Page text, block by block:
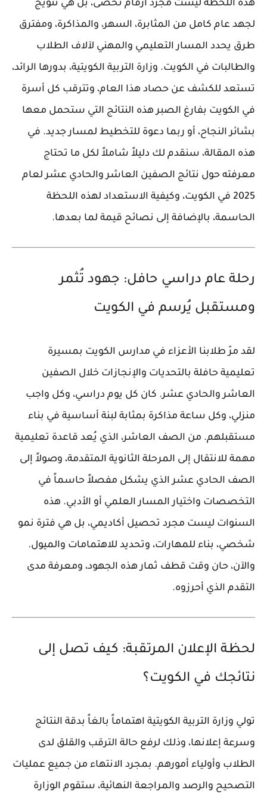
هذه اللحظة ليست مجرد أرقام تُحصى، بل هي تتويج
لجهد عام كامل من المثابرة، السهر، والمذاكرة، ومفترق
طرق يحدد المسار التعليمي والمهني لآلاف الطلاب
والطالبات في الكويت. وزارة التربية الكويتية، بدورها الرائد،
تستعد للكشف عن حصاد هذا العام، وتترقب كل أسرة
في الكويت بفارغ الصبر هذه النتائج التي ستحمل معها
بشائر النجاح، أو ربما دعوة للتخطيط لمسار جديد. في
هذه المقالة، سنقدم لك دليلاً شاملاً لكل ما تحتاج
معرفته حول نتائج الصفين العاشر والحادي عشر لعام
2025 في
الكويت، وكيفية الاستعداد لهذه اللحظة
الحاسمة، بالإضافة إلى نصائح قيمة لما بعدها.
رحلة عام دراسي حافل: جهود تُثمر
ومستقبل يُرسم في الكويت
لقد مرّ طلابنا الأعزاء في مدارس الكويت بمسيرة
تعليمية حافلة بالتحديات والإنجازات خلال الصفين
العاشر والحادي عشر. كان كل يوم دراسي، وكل واجب
منزلي، وكل ساعة مذاكرة بمثابة لبنة أساسية في بناء
مستقبلهم. من الصف العاشر، الذي يُعد قاعدة تعليمية
مهمة للانتقال إلى المرحلة الثانوية المتقدمة، وصولاً إلى
الصف الحادي عشر الذي يشكل مفصلاً حاسماً في
التخصصات واختيار المسار العلمي أو الأدبي. هذه
السنوات ليست مجرد تحصيل أكاديمي، بل هي فترة نمو
شخصي، بناء للمهارات، وتحديد للاهتمامات والميول.
والآن، حان وقت قطف ثمار هذه الجهود، ومعرفة مدى
التقدم الذي أحرزوه.
لحظة الإعلان المرتقبة: كيف تصل إلى
نتائجك في الكويت؟
تولي وزارة التربية الكويتية اهتماماً بالغاً بدقة النتائج
وسرعة إعلانها، وذلك لرفع حالة الترقب والقلق لدى
الطلاب وأولياء أمورهم. بمجرد الانتهاء من جميع عمليات
التصحيح والرصد والمراجعة النهائية، ستقوم الوزارة